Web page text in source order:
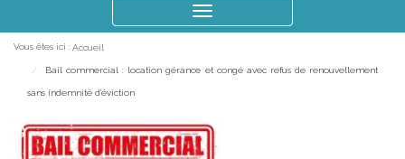
le
Vous êtes ici : Accueil
Bail commercial : location gérance et congé avec refus de renouvellement
sans indemnité d'éviction